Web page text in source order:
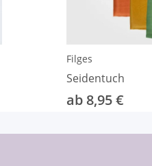
Filges
Seidentuch
ab 8,95 €